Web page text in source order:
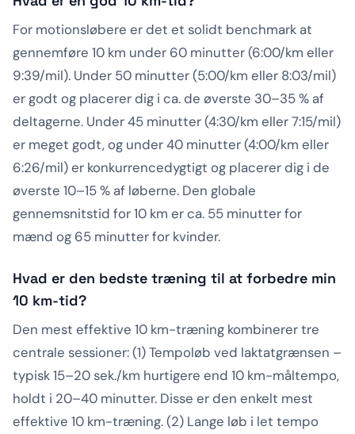
For motionsløbere er det et solidt benchmark at
gennemføre 10 km under 60 minutter (6:00/km eller
9:39/mil). Under 50 minutter (5:00/km eller 8:03/mil)
er godt og placerer dig i ca. de øverste 30–35 % af
deltagerne. Under 45 minutter (4:30/km eller 7:15/mil)
er meget godt, og under 40 minutter (4:00/km eller
6:26/mil) er konkurrencedygtigt og placerer dig i de
øverste 10–15 % af løberne. Den globale
gennemsnitstid for 10 km er ca. 55 minutter for
mænd og 65 minutter for kvinder.
Hvad er den bedste træning til at forbedre min
10 km-tid?
Den mest effektive 10 km-træning kombinerer tre
centrale sessioner: (1) Tempoløb ved laktatgrænsen –
typisk 15–20 sek./km hurtigere end 10 km-måltempo,
holdt i 20–40 minutter. Disse er den enkelt mest
effektive 10 km-træning. (2) Lange løb i let tempo